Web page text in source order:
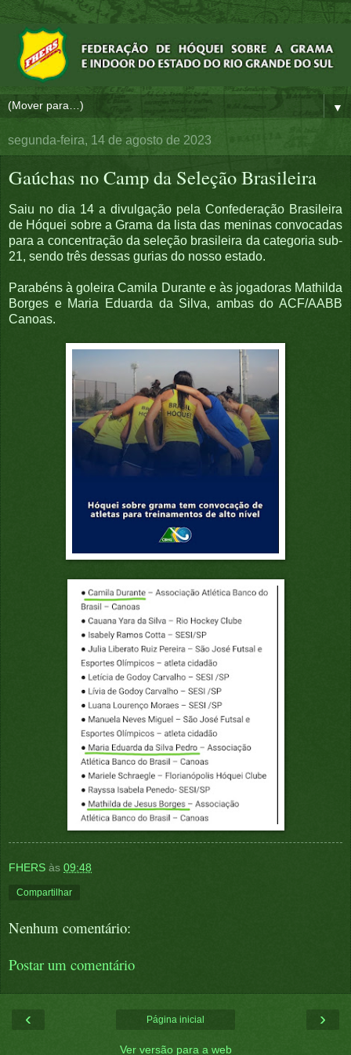
▼
segunda-feira, 14 de agosto de 2023
Gaúchas no Camp da Seleção Brasileira
Saiu no dia 14 a divulgação pela Confederação Brasileira
de Hóquei sobre a Grama da lista das meninas convocadas
para a concentração da seleção brasileira da categoria sub-
21, sendo três dessas gurias do nosso estado.
Parabéns à goleira Camila Durante e às jogadoras Mathilda
Borges e Maria Eduarda da Silva, ambas do ACF/AABB
Canoas.
FHERS às 09:48
Compartilhar
Nenhum comentário:
Postar um comentário
‹ ›
Página inicial
Ver versão para a web